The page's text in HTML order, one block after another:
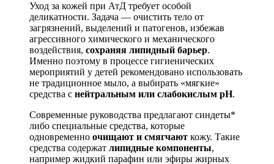
Уход за кожей при АтД требует особой
деликатности. Задача — очистить тело от
загрязнений, выделений и патогенов, избежав
агрессивного химического и механического
воздействия, сохраняя липидный барьер.
Именно поэтому в процессе гигиенических
мероприятий у детей рекомендовано использовать
не традиционное мыло, а выбирать «мягкие»
средства с нейтральным или слабокислым pH.
Современные руководства предлагают синдеты*
либо специальные средства, которые
одновременно очищают и смягчают кожу. Такие
средства содержат липидные компоненты,
например жидкий парафин или эфиры жирных